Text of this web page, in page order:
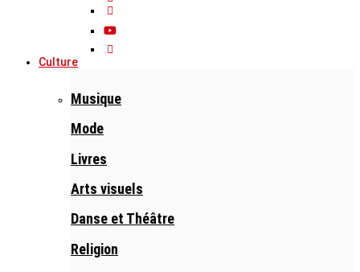
Culture
Musique
Mode
Livres
Arts visuels
Danse et Théâtre
Religion